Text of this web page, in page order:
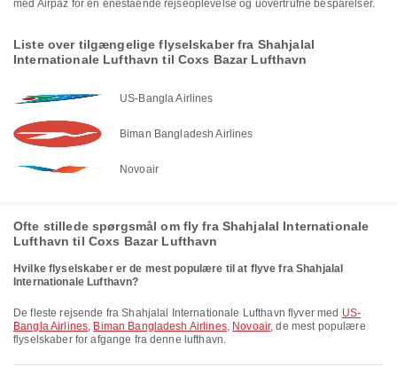
med Airpaz for en enestående rejseoplevelse og uovertrufne besparelser.
Liste over tilgængelige flyselskaber fra Shahjalal
Internationale Lufthavn til Coxs Bazar Lufthavn
US-Bangla Airlines
Biman Bangladesh Airlines
Novoair
Ofte stillede spørgsmål om fly fra Shahjalal Internationale
Lufthavn til Coxs Bazar Lufthavn
Hvilke flyselskaber er de mest populære til at flyve fra Shahjalal
Internationale Lufthavn?
De fleste rejsende fra Shahjalal Internationale Lufthavn flyver med US-
Bangla Airlines, Biman Bangladesh Airlines, Novoair, de mest populære
flyselskaber for afgange fra denne lufthavn.